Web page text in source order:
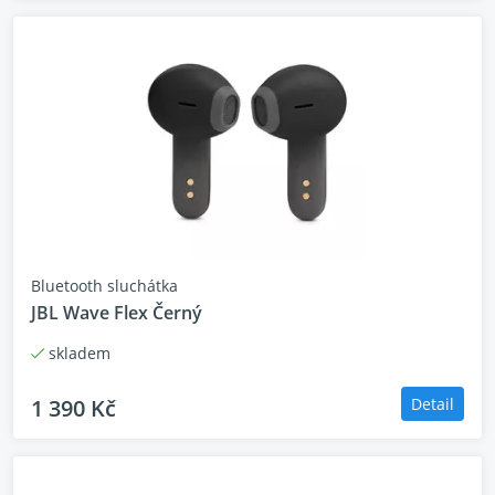
Hands-free hovory s funkcí VoiceAware
Odolnost vůči vodě i prachu
Kompatibilní s aplikací JBL Headphones
Bluetooth sluchátka
JBL Wave Flex Černý
skladem
1 390 Kč Detail